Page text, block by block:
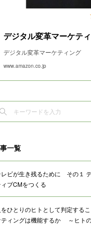
デジタル変革マーケテ
デジタル変革マーケティング
www.amazon.co.jp
一覧
ビが生き残るために その１
ブCMをつくる
ひとりのヒトとして判定する
ィングは機能するか ～ヒト